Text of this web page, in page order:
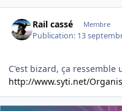
Rail cassé Membre
Publication: 13
C'est bizard, ça ressemble
http://www.syti.net/